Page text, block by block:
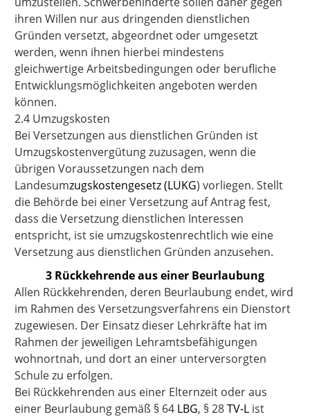
ihren Willen nur aus dringenden dienstlichen
Gründen versetzt, abgeordnet oder umgesetzt
werden, wenn ihnen hierbei mindestens
gleichwertige Arbeitsbedingungen oder berufliche
Entwicklungsmöglichkeiten angeboten werden
können.
2.4 Umzugskosten
Bei Versetzungen aus dienstlichen Gründen ist
Umzugskostenvergütung zuzusagen, wenn die
übrigen Voraussetzungen nach dem
Landesumzugskostengesetz (LUKG) vorliegen. Stellt
die Behörde bei einer Versetzung auf Antrag fest,
dass die Versetzung dienstlichen Interessen
entspricht, ist sie umzugskostenrechtlich wie eine
Versetzung aus dienstlichen Gründen anzusehen.
3 Rückkehrende aus einer Beurlaubung
Allen Rückkehrenden, deren Beurlaubung endet, wird
im Rahmen des Versetzungsverfahrens ein Dienstort
zugewiesen. Der Einsatz dieser Lehrkräfte hat im
Rahmen der jeweiligen Lehramtsbefähigungen
wohnortnah, und dort an einer unterversorgten
Schule zu erfolgen.
Bei Rückkehrenden aus einer Elternzeit oder aus
einer Beurlaubung gemäß § 64 LBG, § 28TV-L ist